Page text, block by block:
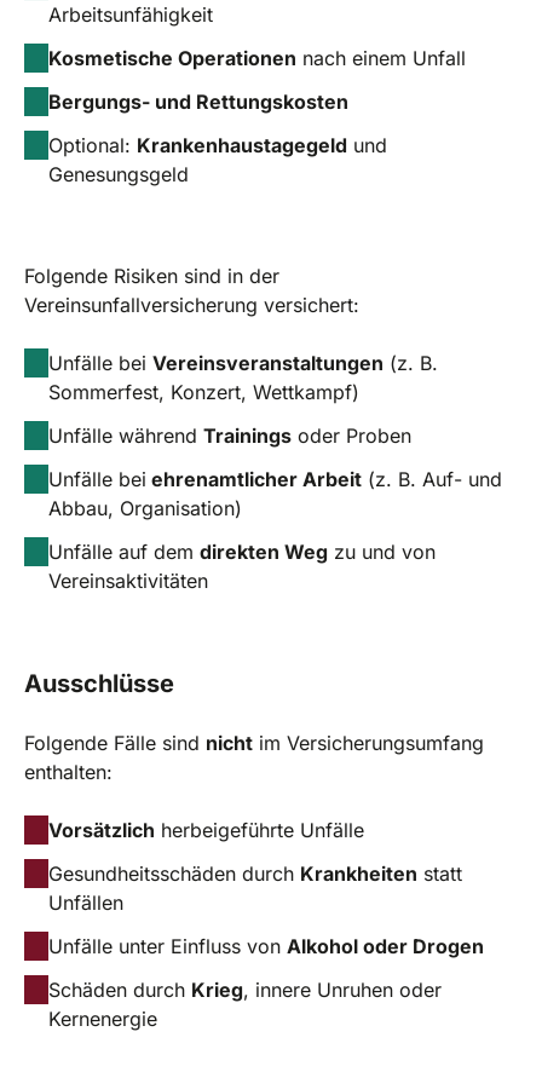
Arbeitsunfähigkeit
Kosmetische Operationen nach einem Unfall
Bergungs- und Rettungskosten
Optional: Krankenhaustagegeld und
Genesungsgeld
Folgende Risiken sind in der
Vereinsunfallversicherung versichert:
Unfälle bei Vereinsveranstaltungen (z. B.
Sommerfest, Konzert, Wettkampf)
Unfälle während Trainings oder Proben
Unfälle bei ehrenamtlicher Arbeit (z. B. Auf- und
Abbau, Organisation)
Unfälle auf dem direkten Weg zu und von
Vereinsaktivitäten
Ausschlüsse
Folgende Fälle sind nicht im Versicherungsumfang
enthalten:
Vorsätzlich herbeigeführte Unfälle
Gesundheitsschäden durch Krankheiten statt
Unfällen
Unfälle unter Einfluss von Alkohol oder Drogen
Schäden durch Krieg, innere Unruhen oder
Kernenergie